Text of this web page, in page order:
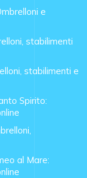
e
stabilimenti
stabilimenti e
Spirito:
al Mare: